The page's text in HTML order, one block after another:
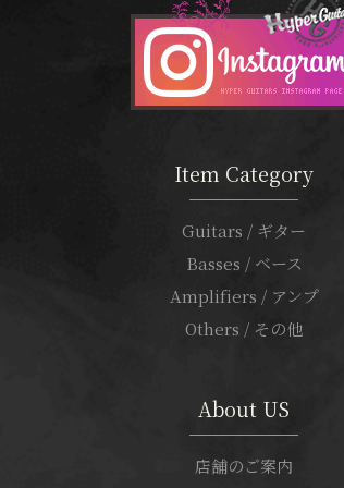
Item Category
Guitars / ギター
Basses / ベース
Amplifiers / アンプ
Others / その他
About US
店舗のご案内